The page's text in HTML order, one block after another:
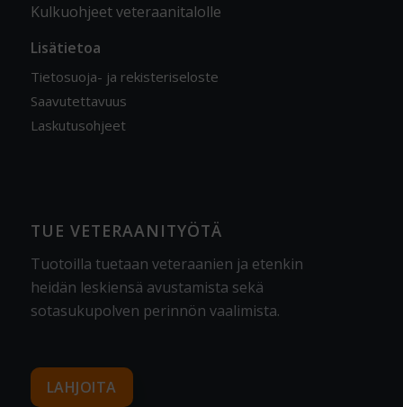
Kulkuohjeet veteraanitalolle
Lisätietoa
Tietosuoja- ja rekisteriseloste
Saavutettavuus
Laskutusohjeet
TUE VETERAANITYÖTÄ
Tuotoilla tuetaan veteraanien ja etenkin
heidän leskiensä avustamista sekä
sotasukupolven perinnön vaalimista.
LAHJOITA